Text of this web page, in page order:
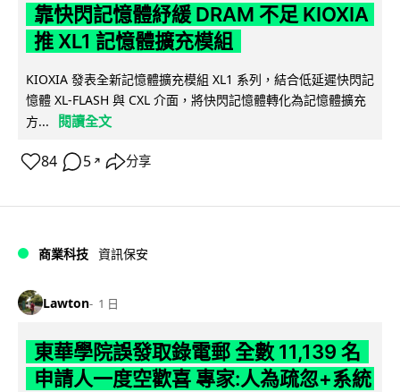
靠快閃記憶體紓緩 DRAM 不足 KIOXIA
推 XL1 記憶體擴充模組
KIOXIA 發表全新記憶體擴充模組 XL1 系列，結合低延遲快閃記
憶體 XL-FLASH 與 CXL 介面，將快閃記憶體轉化為記憶體擴充
方...
閱讀全文
84 5 ↗ 分享
商業科技 資訊保安
Lawton 1 日
東華學院誤發取錄電郵 全數 11,139 名
申請人一度空歡喜 專家:人為疏忽+系統